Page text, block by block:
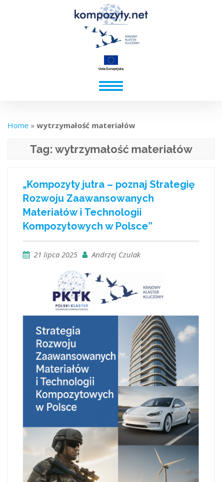
Home » wytrzymałość materiałów
Tag: wytrzymałość materiałów
„Kompozyty jutra – poznaj Strategię
Rozwoju Zaawansowanych
Materiałów i Technologii
Kompozytowych w Polsce”
21 lipca 2025 Andrzej Czulak